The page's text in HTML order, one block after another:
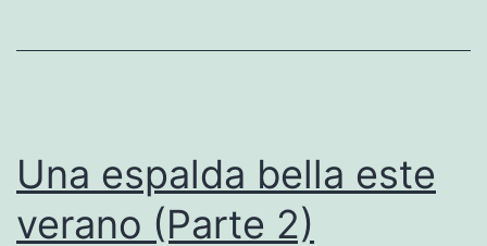
Una espalda bella este
verano (Parte 2)